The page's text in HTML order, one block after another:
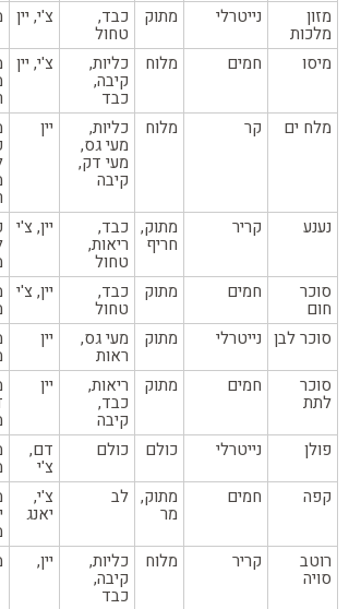
מזון
מלכות
נייטרלי מתוק כבד,
טחול
צ'י, יין
מיסו
חמים מלוח כליות,
קיבה,
כבד
צ'י, יין
מלח ים
קר מלוח כליות,
מעי גס,
מעי דק,
קיבה
יין
נענע
קריר מתוק,
חריף
כבד,
ריאות,
טחול
יין, צ'י
סוכר
חום
חמים מתוק כבד,
טחול
יין, צ'י
סוכר לבן נייטרלי מתוק מעי גס,
ראות
יין
סוכר
לתת
חמים מתוק ריאות,
כבד,
קיבה
יין
פולן
נייטרלי כולם כולם דם,
צ'י
קפה
חמים מתוק,
מר
לב צ'י,
יאנג
רוטב
סויה
קריר מלוח כליות,
קיבה,
כבד
יין,